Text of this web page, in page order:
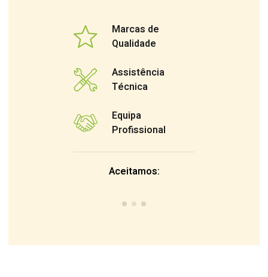
Marcas de
Qualidade
Assistência
Técnica
Equipa
Profissional
Aceitamos: